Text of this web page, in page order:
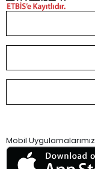
Mobil Uygulamalarımız